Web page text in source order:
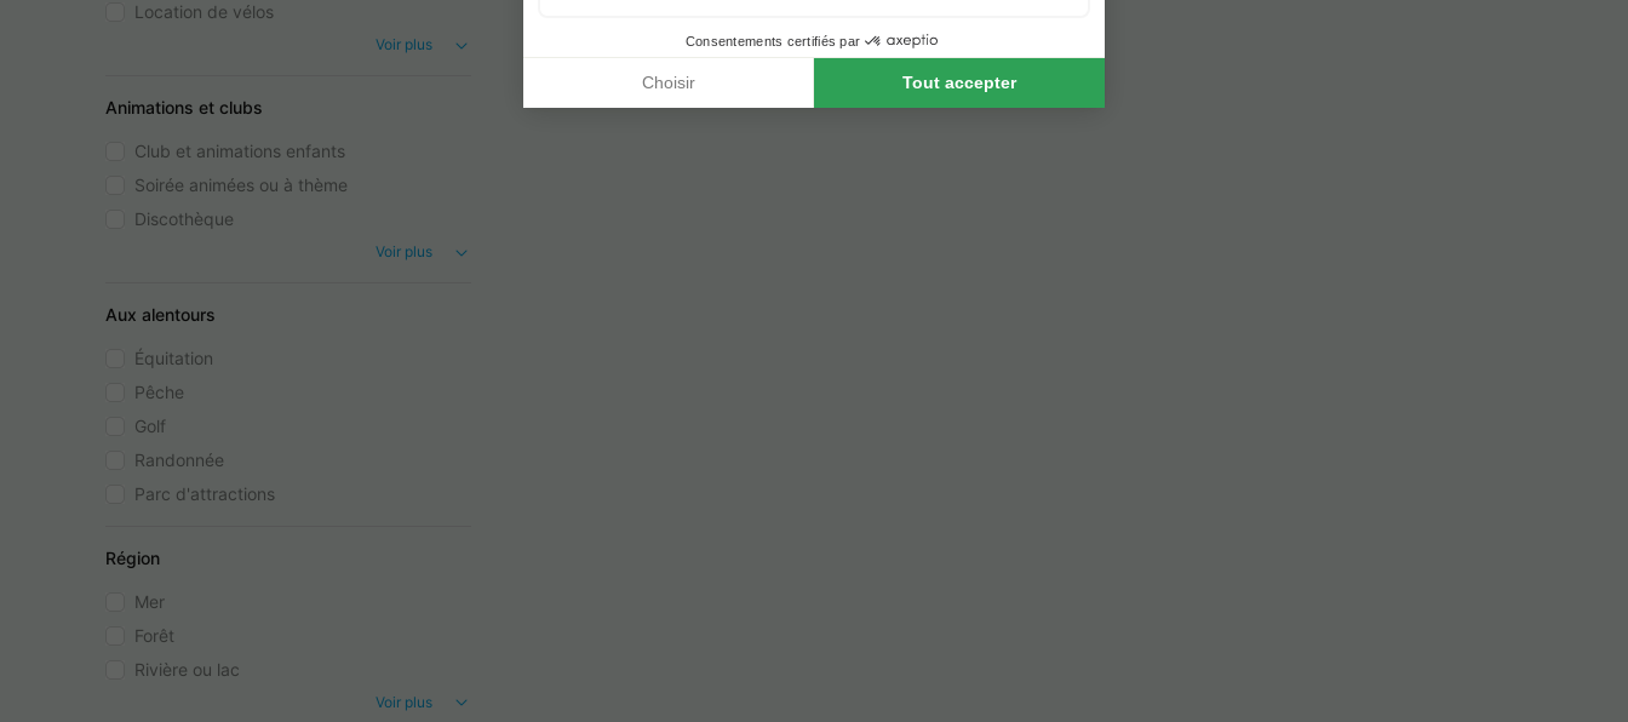
Location de vélos
Voir plus
Animations et clubs
Club et animations enfants
Soirée animées ou à thème
Discothèque
Voir plus
Aux alentours
Équitation
Pêche
Golf
Randonnée
Parc d'attractions
Région
Mer
Forêt
Rivière ou lac
Voir plus